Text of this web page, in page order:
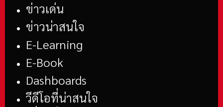
ข่าวเด่น
ข่าวน่าสนใจ
E-Learning
E-Book
Dashboards
วีดีโอที่น่าสนใจ